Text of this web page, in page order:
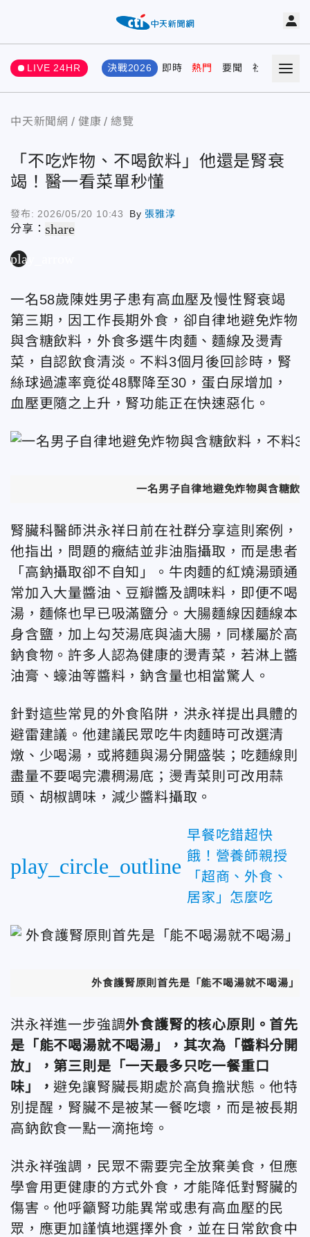
LIVE 24HR 決戰2026 即時 熱門 要聞 社會 娛樂
中天新聞網 健康 總覽
「不吃炸物、不喝飲料」他還是腎衰
竭！醫一看菜單秒懂
發布: 2026/05/20 10:43 By張雅淳
分享：share
play_arrow
一名58歲陳姓男子患有高血壓及慢性腎衰竭
第三期，因工作長期外食，卻自律地避免炸物
與含糖飲料，外食多選牛肉麵、麵線及燙青
菜，自認飲食清淡。不料3個月後回診時，腎
絲球過濾率竟從48驟降至30，蛋白尿增加，
血壓更隨之上升，腎功能正在快速惡化。
一名男子自律地避免炸物與含糖飲
腎臟科醫師洪永祥日前在社群分享這則案例，
他指出，問題的癥結並非油脂攝取，而是患者
「高鈉攝取卻不自知」。牛肉麵的紅燒湯頭通
常加入大量醬油、豆瓣醬及調味料，即便不喝
湯，麵條也早已吸滿鹽分。大腸麵線因麵線本
身含鹽，加上勾芡湯底與滷大腸，同樣屬於高
鈉食物。許多人認為健康的燙青菜，若淋上醬
油膏、蠔油等醬料，鈉含量也相當驚人。
針對這些常見的外食陷阱，洪永祥提出具體的
避雷建議。他建議民眾吃牛肉麵時可改選清
燉、少喝湯，或將麵與湯分開盛裝；吃麵線則
盡量不要喝完濃稠湯底；燙青菜則可改用蒜
頭、胡椒調味，減少醬料攝取。
play_circle_outline
早餐吃錯超快
餓！營養師親授
「超商、外食、
居家」怎麼吃
外食護腎原則首先是「能不喝湯就不喝湯」
洪永祥進一步強調外食護腎的核心原則。首先
是「能不喝湯就不喝湯」，其次為「醬料分開
放」，第三則是「一天最多只吃一餐重口
味」， 避免讓腎臟長期處於高負擔狀態。他特
別提醒，腎臟不是被某一餐吃壞，而是被長期
高鈉飲食一點一滴拖垮。
洪永祥強調，民眾不需要完全放棄美食，但應
學會用更健康的方式外食，才能降低對腎臟的
傷害。他呼籲腎功能異常或患有高血壓的民
眾，應更加謹慎地選擇外食，並在日常飲食中